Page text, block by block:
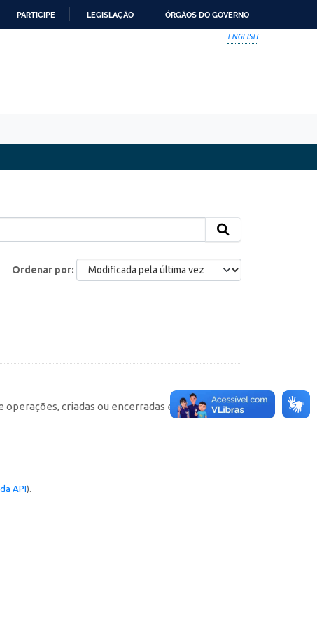
PARTICIPE LEGISLAÇÃO ÓRGÃOS DO GOVERNO
ENGLISH
Ordenar por
criadas ou encerradas em cada
API).